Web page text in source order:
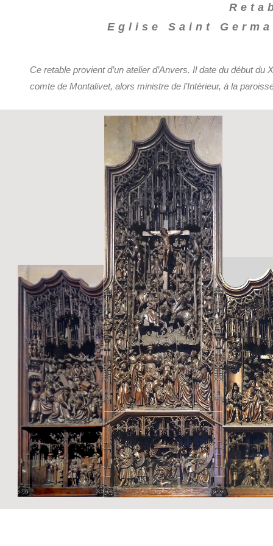
Eglise Saint
Ce retable provient d’un atelier d’Anvers. Il date du début
comte de Montalivet, alors ministre de l’Intérieur, à la